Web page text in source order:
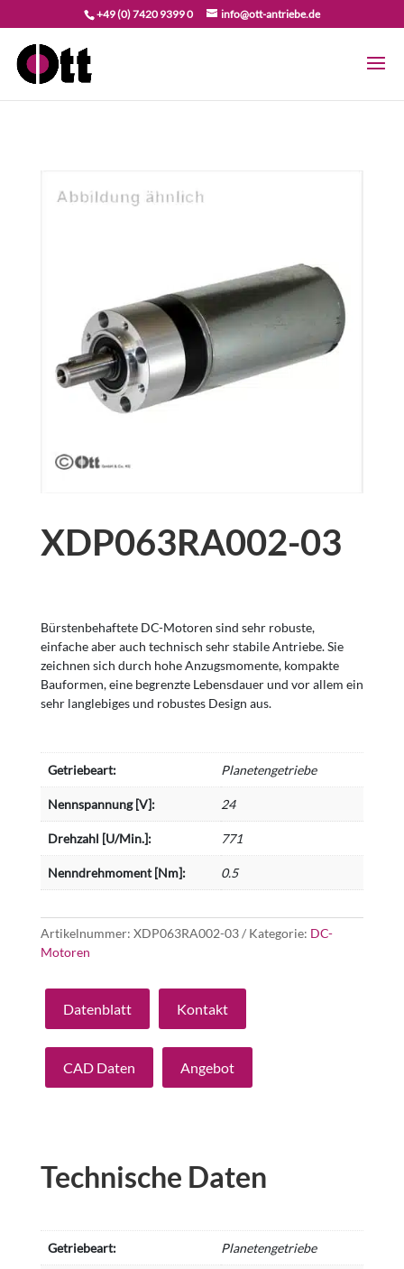
+49 (0) 7420 9399 0 info@ott-antriebe.de
XDP063RA002-03
Bürstenbehaftete DC-Motoren sind sehr robuste,
einfache aber auch technisch sehr stabile Antriebe. Sie
zeichnen sich durch hohe Anzugsmomente, kompakte
Bauformen, eine begrenzte Lebensdauer und vor allem ein
sehr langlebiges und robustes Design aus.
Getriebeart: Planetengetriebe
Nennspannung [V]: 24
Drehzahl [U/Min.]: 771
Nenndrehmoment [Nm]: 0.5
Artikelnummer: XDP063RA002-03 Kategorie: DC-
Motoren
Datenblatt Kontakt
CAD Daten Angebot
Technische Daten
Getriebeart: Planetengetriebe